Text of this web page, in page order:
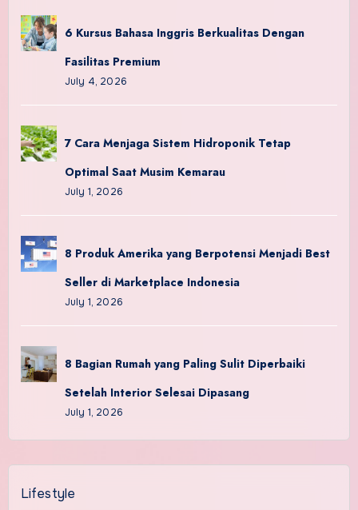
6 Kursus Bahasa Inggris Berkualitas Dengan
Fasilitas Premium
July 4, 2026
7 Cara Menjaga Sistem Hidroponik Tetap
Optimal Saat Musim Kemarau
July 1, 2026
8 Produk Amerika yang Berpotensi Menjadi Best
Seller di Marketplace Indonesia
July 1, 2026
8 Bagian Rumah yang Paling Sulit Diperbaiki
Setelah Interior Selesai Dipasang
July 1, 2026
Lifestyle